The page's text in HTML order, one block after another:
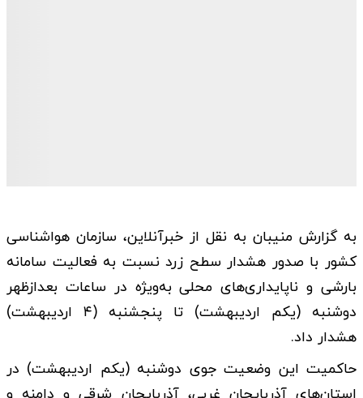
به گزارش منیبان به نقل از خبرآنلاین،‌ سازمان هواشناسی
کشور با صدور هشدار سطح زرد نسبت به فعالیت سامانه
بارشی و ناپایداری‌های محلی به‌ویژه در ساعات بعدازظهر
دوشنبه (یکم اردیبهشت‌) تا پنجشنبه (۴ اردیبهشت‌)
هشدار داد.
حاکمیت این وضعیت جوی دوشنبه (یکم اردیبهشت‌) در